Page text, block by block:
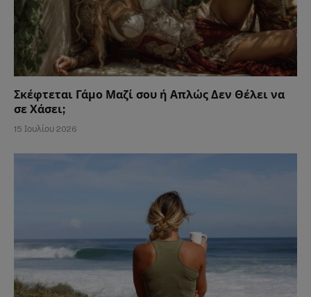
Σκέφτεται Γάμο Μαζί σου ή Απλώς Δεν Θέλει να
σε Χάσει;
15 Ιουλίου 2026